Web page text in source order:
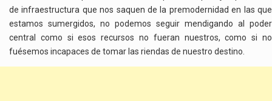
de infraestructura que nos saquen de la premodernidad en las que
estamos sumergidos, no podemos seguir mendigando al poder
central como si esos recursos no fueran nuestros, como si no
fuésemos incapaces de tomar las riendas de nuestro destino.